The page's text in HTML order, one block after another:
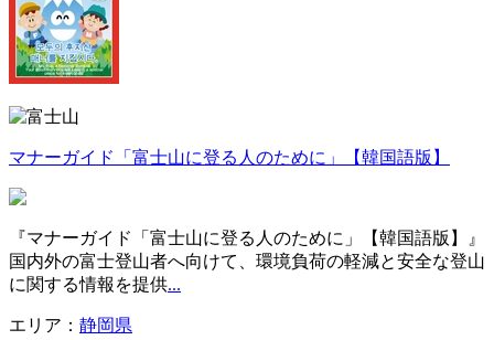
マナーガイド「富士山に登る人のために」【韓国語版】
『マナーガイド「富士山に登る人のために」【韓国語版】』
国内外の富士登山者へ向けて、環境負荷の軽減と安全な登山
に関する情報を提供...
エリア： 静岡県